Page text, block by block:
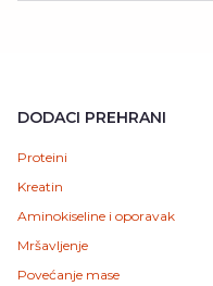
DODACI PREHRANI
Proteini
Kreatin
Aminokiseline i oporavak
Mršavljenje
Povećanje mase